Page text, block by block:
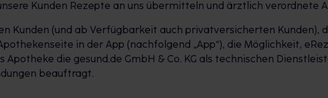
Kunden Rezepte an uns übermitteln und ärztlich verordnete
Kunden (und ab Verfügbarkeit auch privatversicherten
in der App (nachfolgend „App“), die Möglichkeit,
Apotheke die gesund.de GmbH & Co. KG als technischen
beauftragt.